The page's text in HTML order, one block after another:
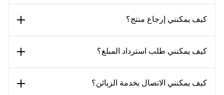
كيف يمكنني إرجاع منتج؟
كيف يمكنني طلب استرداد المبلغ؟
كيف يمكنني الاتصال بخدمة الزبائن؟